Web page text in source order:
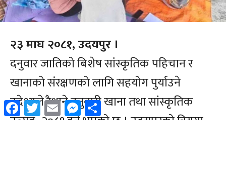
Facebook
TwitterEmail Messenger
Share